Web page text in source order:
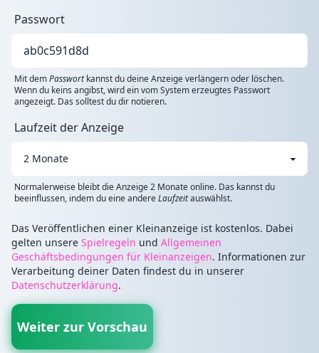
Passwort
Mit demPasswortkannst du deine Anzeige verlängern oder löschen.
Wenn du keins angibst, wird ein vom System erzeugtes Passwort
angezeigt. Das solltest du dir notieren.
Laufzeit der Anzeige
Normalerweise bleibt die Anzeige 2 Monate online. Das kannst du
beeinflussen, indem du eine andereLaufzeitauswählst.
Das Veröffentlichen einer Kleinanzeige ist kostenlos. Dabei
gelten unsere Spielregeln und Allgemeinen
Geschäftsbedingungen für Kleinanzeigen. Informationen zur
Verarbeitung deiner Daten findest du in unserer
Datenschutzerklärung.